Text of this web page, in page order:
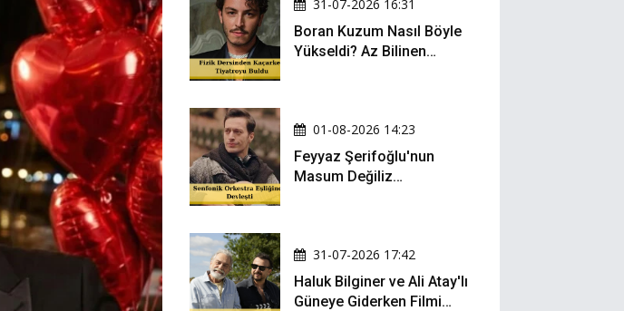
31-07-2026 16:31
Boran Kuzum Nasıl Böyle
Yükseldi? Az Bilinen
01-08-2026 14:23
Feyyaz Şerifoğlu'nun
Masum Değiliz
31-07-2026 17:42
Haluk Bilginer ve Ali Atay'lı
Güneye Giderken Filmi